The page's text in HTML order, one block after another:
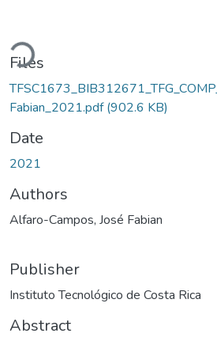
Loading...
Files
Fabian_2021.pdf(902.6 KB)
Date
2021
Authors
Alfaro-Campos, José Fabian
Publisher
Instituto Tecnológico de Costa Rica
Abstract